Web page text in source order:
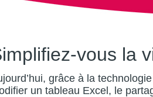
vous la
grâce à la
un tableau Excel, le